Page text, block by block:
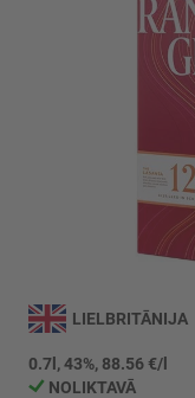
uz
galerijas
sākumu
LIELBRITĀNIJA
0.7l, 43%, 88.56 €/l
NOLIKTAVĀ